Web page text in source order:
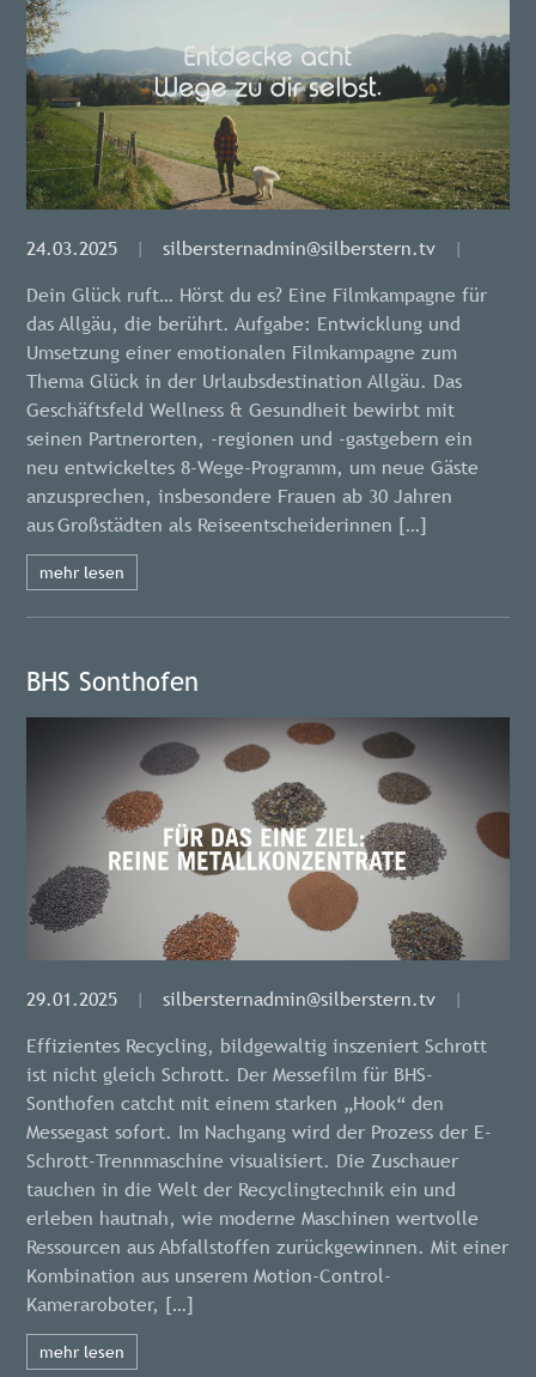
24.03.2025 | silbersternadmin@silberstern.tv |
Dein Glück ruft… Hörst du es? Eine Filmkampagne für
das Allgäu, die berührt. Aufgabe: Entwicklung und
Umsetzung einer emotionalen Filmkampagne zum
Thema Glück in der Urlaubsdestination Allgäu. Das
Geschäftsfeld Wellness & Gesundheit bewirbt mit
seinen Partnerorten, -regionen und -gastgebern ein
neu entwickeltes 8-Wege-Programm, um neue Gäste
anzusprechen, insbesondere Frauen ab 30 Jahren
aus Großstädten als Reiseentscheiderinnen […]
mehr lesen
BHS Sonthofen
29.01.2025 | silbersternadmin@silberstern.tv |
Effizientes Recycling, bildgewaltig inszeniert Schrott
ist nicht gleich Schrott. Der Messefilm für BHS-
Sonthofen catcht mit einem starken „Hook“ den
Messegast sofort. Im Nachgang wird der Prozess der E-
Schrott-Trennmaschine visualisiert. Die Zuschauer
tauchen in die Welt der Recyclingtechnik ein und
erleben hautnah, wie moderne Maschinen wertvolle
Ressourcen aus Abfallstoffen zurückgewinnen. Mit einer
Kombination aus unserem Motion-Control-
Kameraroboter, […]
mehr lesen